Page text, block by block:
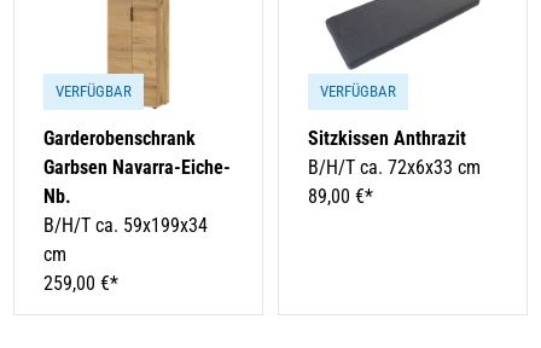
VERFÜGBAR
Garderobenschrank
Garbsen Navarra-Eiche-
Nb.
B/H/T ca. 59x199x34
cm
259,00 €*
VERFÜGBAR
Sitzkissen Anthrazit
B/H/T ca. 72x6x33 cm
89,00 €*